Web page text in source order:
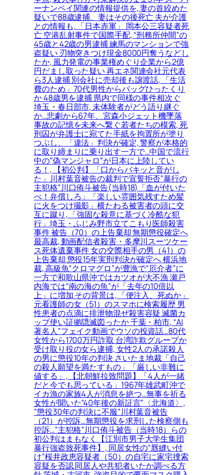
ーナンペイ関連の情報提供を, 妻の首絞めた
疑いで88歳逮捕、妻はその後死亡 夫が介護
との情報も, 「日本赤軍」 岡本公三容疑者死
亡 空港乱射事件で国際手配, “刑務所仲間”の
45歳と42歳の男逮捕 練馬のマンションで強
盗疑い 刃物突きつけ現金8000円奪うなどし
たか, 風力発電の事業権めぐり企業から2億
円だまし取った疑い 再エネ関連会社元代表
ら3人逮捕 別会社に売却後も譲渡話, 「生活
費のため」70代男性からバッグひったくり
か 48歳男を逮捕 県内で同様の事件相次ぐ
埼玉・春日部市, 未体験者がどう語り継ぐ
か…悲劇から67年、宮森小ジェット機墜落
事故の記憶を未来へ繋ぐ若者たちの模索, 死
刑囚が弁護士に宛てた手紙を拘置所が塗り
つぶし、「違法」判決が確定, 警察が本格的
に取り締まりに乗り出す一方で…中国で流行
中の″偽マンジャロ″が日本に上陸してい
る！, 【初公判】「口からバキッと音がし
た」川村葉音被告の裁判で宣誓拒否”暴行の
主犯格”川口侑斗被告(当時18)「血が付いた
べ！弁償しろ」「楽しい雰囲気残すため髪
に火をつけ撮影」横たわる被害者の頭に交
互に蹴り, 「強固な殺意に基づく冷酷な犯
行」埼玉・ふじみ野市立てこもり医師殺害
事件 被告（70）の上告棄却 無期懲役確定へ
最高裁, 動画配信者殺害・多摩川スーツケー
ス死体遺棄事件 女の交際相手の男（41）の
上告棄却 懲役15年実刑判決が確定へ 横浜地
裁, 高級魚“クロマグロ”が豊漁で“厄介者”に
一方で和歌山県沖ではカツオが大不漁 瀬戸
内海では“南の海の魚”が「去年の10倍以
上」に増加 その背景は, 「便注入、死ぬか」
元看護師の女（51）のスマホに検索履歴 男
性患者の点滴に排泄物混ぜ殺害容疑 滅菌カ
ップ使い証拠隠滅図ったか 千葉・柏市, “AI
著名人”フェイク動画でウソの投資話…80代
女性から1700万円詐取 台湾詐欺グループか
受け取り役の女ら逮捕, 女性2人の承諾殺人
の男に懲役10年の判決 さいたま地裁「自己
の殺人願望を満たすもの」「厳しい非難に
値する」, 【北朝鮮拉致問題】「4人が一緒
だと今でも思っている」1967年雄武町沖で
イカ漁の家族4人が消息を絶つ…無事を祈る
女性が聞いた”40年後の新証言”〈北海道〉,
”懲役30年の判決に不服”川村葉音被告
（21）が控訴…無期懲役を求刑した検察側も
控訴…”主犯格”川口侑斗被告（当時18）らの
初公判はまもなく【江別市男子大学生集団
暴行強盗致死事件】, 同居女性の“唇縫い付
け”桜井政恵容疑者（50）の自宅に家宅捜索
容疑を否認 同居人や共犯者いたか調べる方